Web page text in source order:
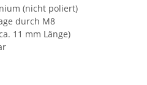
(nicht poliert)
durch M8
11 mm Länge)